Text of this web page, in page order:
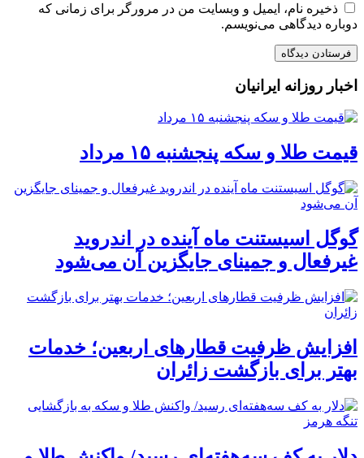
ذخیره نام، ایمیل و وبسایت من در مرورگر برای زمانی که
دوباره دیدگاهی می‌نویسم.
اخبار روزانه ایرانیان
قیمت طلا و سکه پنجشنبه ۱۵ مرداد
گوگل اسیستنت ماه آینده در اندروید
غیرفعال و جمینای جایگزین آن می‌شود
افزایش ظرفیت قطارهای اربعین؛ خدمات
بهتر برای بازگشت زائران